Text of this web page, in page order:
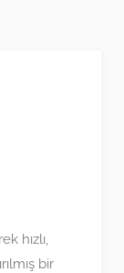
hızlı,
bir